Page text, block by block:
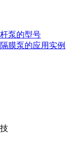
泵的型号
膜泵的应用实例